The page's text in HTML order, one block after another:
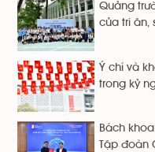
Quảng
của tri ân,
Ý chí và
trong kỷ
Bách
Tập đoàn